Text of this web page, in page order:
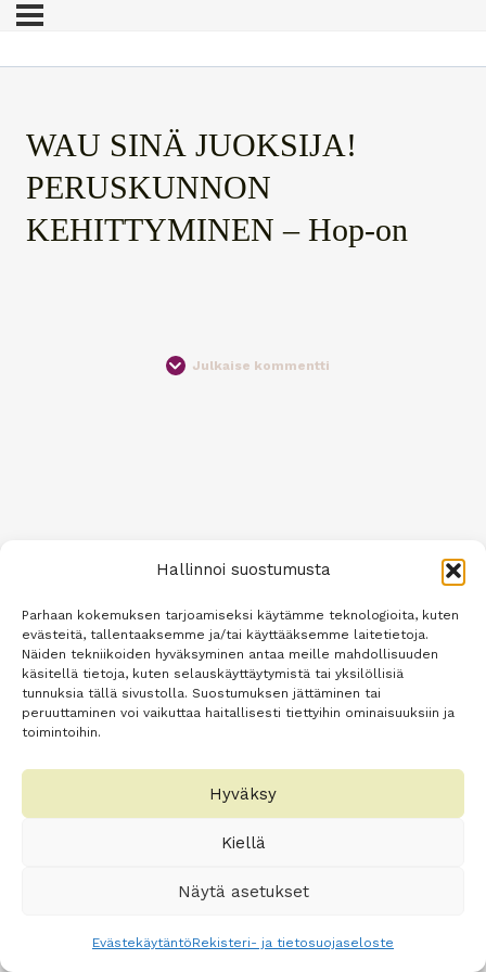
Hallinnoi suostumusta
Parhaan kokemuksen tarjoamiseksi käytämme teknologioita, kuten
evästeitä, tallentaaksemme ja/tai käyttääksemme laitetietoja.
Näiden tekniikoiden hyväksyminen antaa meille mahdollisuuden
käsitellä tietoja, kuten selauskäyttäytymistä tai yksilöllisiä
tunnuksia tällä sivustolla. Suostumuksen jättäminen tai
peruuttaminen voi vaikuttaa haitallisesti tiettyihin ominaisuuksiin ja
toimintoihin.
Hyväksy
Kiellä
Näytä asetukset
EvästekäytäntöRekisteri- ja tietosuojaseloste
WAU SINÄ JUOKSIJA!
PERUSKUNNON
KEHITTYMINEN – Hop-on
Julkaise kommentti